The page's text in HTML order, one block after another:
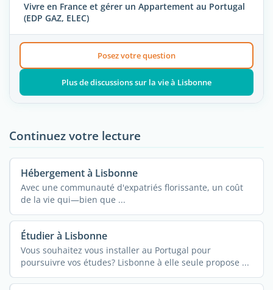
Vivre en France et gérer un Appartement au Portugal
(EDP GAZ, ELEC)
Posez votre question
Plus de discussions sur la vie à Lisbonne
Continuez votre lecture
Hébergement à Lisbonne
Avec une communauté d'expatriés florissante, un coût
de la vie qui—bien que ...
Étudier à Lisbonne
Vous souhaitez vous installer au Portugal pour
poursuivre vos études? Lisbonne à elle seule propose ...